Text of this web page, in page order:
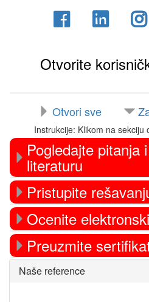
Otvorite
Otvori sve
Instrukcije: Klikom na sekciju
Pogledajte pitanja
literaturu
Pristupite
Ocenite
Preuzmite
Preskoči
Naše
Naše reference